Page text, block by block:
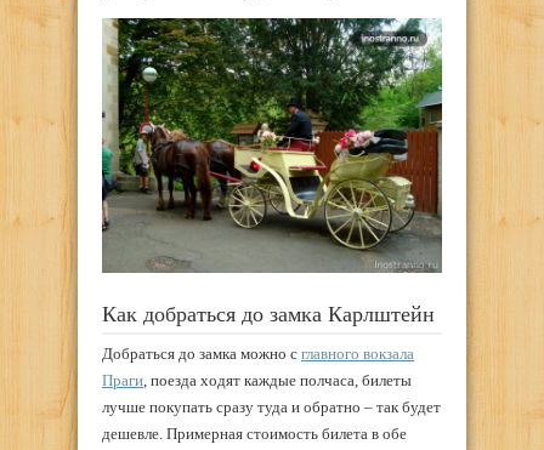
Как добраться до замка Карлштейн
Добраться до замка можно с главного вокзала
Праги, поезда ходят каждые полчаса, билеты
лучше покупать сразу туда и обратно – так будет
дешевле. Примерная стоимость билета в обе